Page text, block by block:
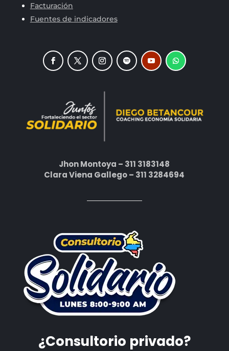
Facturación
Fuentes de indicadores
Jhon Montoya – 311 3183148
Clara Viena Gallego – 311 3284694
¿Consultorio privado?